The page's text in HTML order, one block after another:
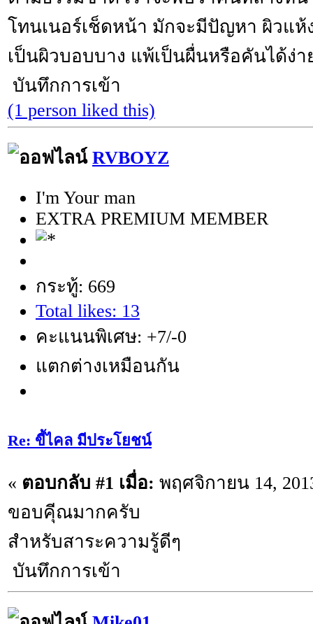
โทนเนอร์เช็ดหน้า มักจะมีปัญหา ผิวแห้
เป็นผิวบอบบาง แพ้เป็นผื่นหรือคันได้ง่า
บันทึกการเข้า
(1 person liked this)
RVBOYZ
I'm Your man
EXTRA PREMIUM MEMBER
กระทู้: 669
Total likes: 13
คะแนนพิเศษ: +7/-0
แตกต่างเหมือนกัน
Re: ขี้ไคล มีประโยชน์
« ตอบกลับ #1 เมื่อ: พฤศจิกายน 14,
ขอบคุีณมากครับ
สำหรับสาระความรู้ดีๆ
บันทึกการเข้า